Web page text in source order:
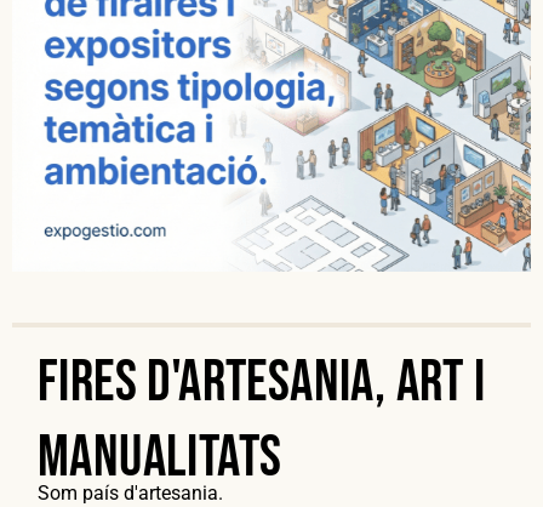
Fires d'artesania, art i
manualitats
Som país d'artesania.